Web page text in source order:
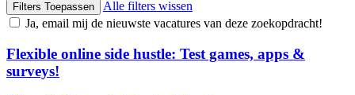
Filters Toepassen
Alle filters wissen
Ja, email mij de nieuwste vacatures van deze zoekopdracht!
Flexible online side hustle: Test games, apps &
surveys!